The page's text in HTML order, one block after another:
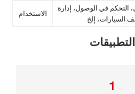
الاستخدام
التطبيقات
1